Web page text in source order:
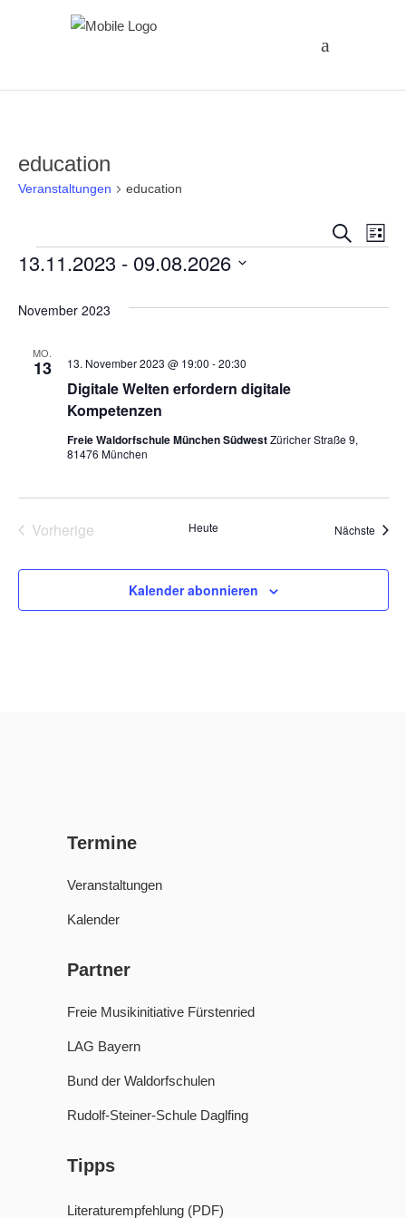
education
Veranstaltungen education
und
Suche
Liste
Veranstaltungen
13.11.2023 - 09.08.2026
wählen.
November 2023
MO.
13
Digitale Welten erfordern digitale
Kompetenzen
13. November 2023 @ 19:00 -20:30
Freie Waldorfschule München SüdwestZüricher Straße 9,
81476 München
Vorherige
Heute Nächste
Kalender abonnieren
Termine
Veranstaltungen
Kalender
Partner
Freie Musikinitiative Fürstenried
LAG Bayern
Bund der Waldorfschulen
Rudolf-Steiner-Schule Daglfing
Tipps
Literaturempfehlung (PDF)